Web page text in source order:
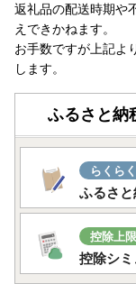
返礼品の配送時期や
えできかねます。
お手数ですが上記よ
します。
ふるさと納
らくら
ふるさ
控除上
控除シ